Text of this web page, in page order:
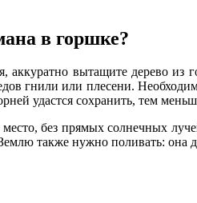
в горшке?
вытащите дерево из
гнили или плесени.
удастся сохранить, тем
без прямых солнечных
также нужно поливать: она